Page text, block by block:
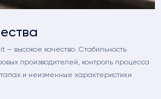
— высокое качество. Стабильность
производителей, контроль процесса
и неизменные характеристики